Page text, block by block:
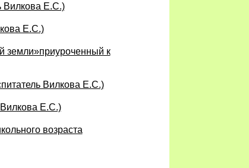
Вилкова Е.С.)
Е.С.)
земли»приуроченный к
Вилкова Е.С.)
Е.С.)
возраста